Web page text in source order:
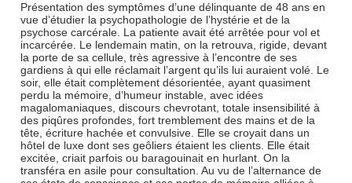
Présentation des symptômes d’une délinquante de 48 ans en
vue d’étudier la psychopathologie de l’hystérie et de la
psychose carcérale. La patiente avait été arrêtée pour vol et
incarcérée. Le lendemain matin, on la retrouva, rigide, devant
la porte de sa cellule, très agressive à l’encontre de ses
gardiens à qui elle réclamait l’argent qu’ils lui auraient volé. Le
soir, elle était complètement désorientée, ayant quasiment
perdu la mémoire, d’humeur instable, avec idées
magalomaniaques, discours chevrotant, totale insensibilité à
des piqûres profondes, fort tremblement des mains et de la
tête, écriture hachée et convulsive. Elle se croyait dans un
hôtel de luxe dont ses geôliers étaient les clients. Elle était
excitée, criait parfois ou baragouinait en hurlant. On la
transféra en asile pour consultation. Au vu de l’alternance de